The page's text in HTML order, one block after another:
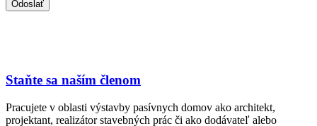
Staňte sa naším členom
Pracujete v oblasti výstavby pasívnych domov ako architekt,
projektant, realizátor stavebných prác či ako dodávateľ alebo